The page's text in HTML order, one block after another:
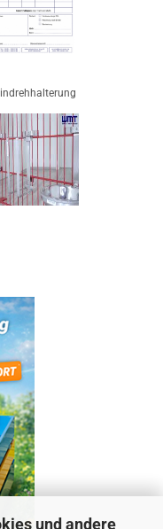
und andere